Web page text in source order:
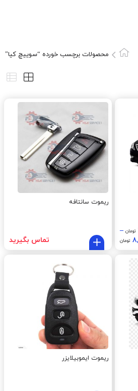
محصولات برچسب خورده “سوييچ کيا”
تومان–
تومان
ریموت سانتافه
تماس بگیرید
ریموت ایموبیلایزر